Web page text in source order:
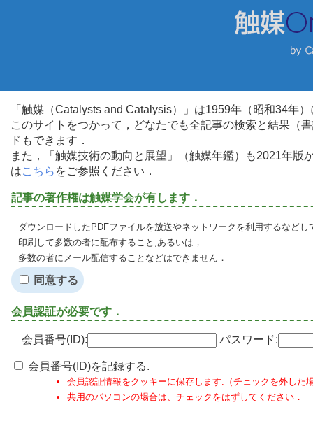
「触媒（Catalysts and Catalysis）」は1959年（昭和34年
このサイトをつかって，どなたでも全記事の検索と結果（
ドもできます．
また，「触媒技術の動向と展望」（触媒年鑑）も2021年
はこちら をご参照ください．
記事の著作権は触媒学会が有します．
ダウンロードしたPDFファイルを放送やネットワークを利用するなど
印刷して多数の者に配布すること,あるいは，
多数の者にメール配信することなどはできません．
同意する
会員認証が必要です．
会員番号(ID): パスワード:
会員番号(ID)を記録する.
会員認証情報をクッキーに保存します.（チェックを外した
共用のパソコンの場合は、チェックをはずしてください．